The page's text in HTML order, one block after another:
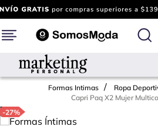
Formas Intimas Ropa
Capri Paq X2 Mujer
-27%